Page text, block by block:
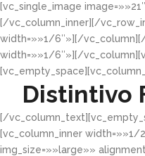
[vc_single_image
[/vc_column_inner][/
width=»»1/6″»][/
width=»»1/6″»][/
Distintivo
[/
[vc_column_inner width=»»1/
img_size=»»large»»